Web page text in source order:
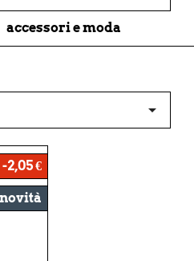
accessori e moda

-2,05 €
novità